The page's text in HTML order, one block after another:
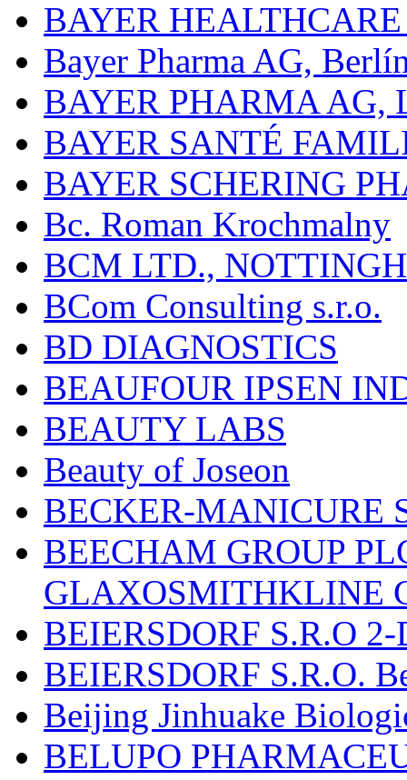
BAYER
Bayer Pharma AG,
BAYER PHARMA AG,
BAYER SANTÉ
BAYER SCHERING
Bc. Roman Krochmalny
BCM LTD.,
BCom Consulting s.r.o.
BD DIAGNOSTICS
BEAUFOUR IPSEN
BEAUTY LABS
Beauty of Joseon
BECKER-MANICURE
BEECHAM GROUP
GLAXOSMITHKLINE
BEIERSDORF S.R.O
BEIERSDORF S.R.O.
Beijing Jinhuake
BELUPO